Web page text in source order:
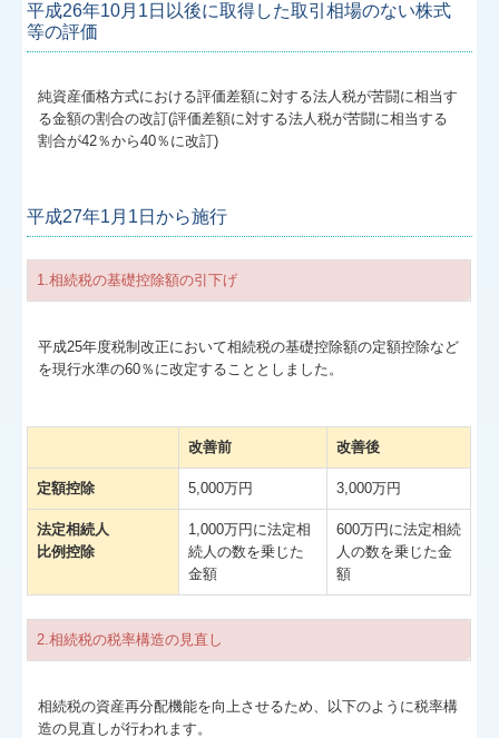
平成26年10月1日以後に取得した取引相場のない株式
等の評価
純資産価格方式における評価差額に対する法人税が苦闘に相当す
る金額の割合の改訂(評価差額に対する法人税が苦闘に相当する
割合が42％から40％に改訂)
平成27年1月1日から施行
1.相続税の基礎控除額の引下げ
平成25年度税制改正において相続税の基礎控除額の定額控除など
を現行水準の60％に改定することとしました。
改善前 改善後
定額控除 5,000万円 3,000万円
法定相続人
比例控除
1,000万円に法定相
続人の数を乗じた
金額
600万円に法定相続
人の数を乗じた金
額
2.相続税の税率構造の見直し
相続税の資産再分配機能を向上させるため、以下のように税率構
造の見直しが行われます。